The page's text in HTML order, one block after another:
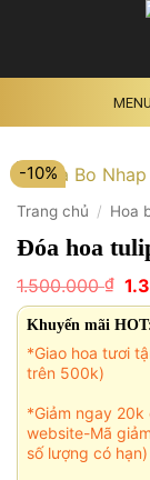
MENU
-10%
Trang chủ / Hoa
Đóa hoa
1.500.000₫
là:
Khuyến mãi
*Giao hoa tươi
trên 500k)
*Giảm ngay
website-Mã
số lượng có hạn)